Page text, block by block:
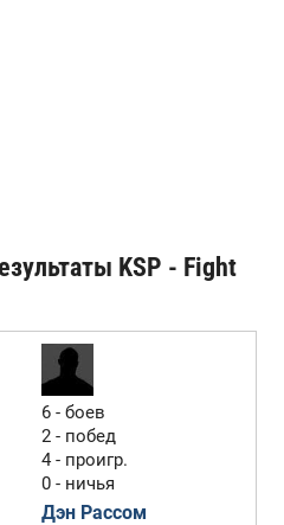
KSP - Fight
6 - боев
2 - побед
4 - проигр.
0 - ничья
Дэн Рассом